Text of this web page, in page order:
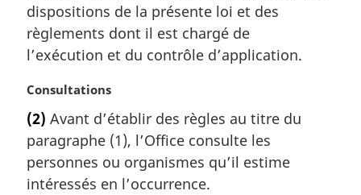
g
i
n
l
:
dispositions de la présente loi et des
règlements dont il est chargé de
l’exécution et du contrôle d’application.
N
t
e
m
a
Consultations
(2) Avant d’établir des règles au titre du
paragraphe (1), l’Office consulte les
personnes ou organismes qu’il estime
intéressés en l’occurrence.